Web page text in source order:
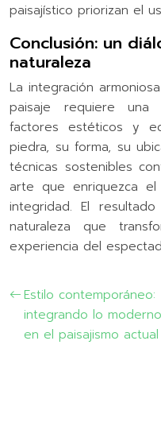
paisajístico priorizan el
Conclusión: un
naturaleza
La integración
paisaje requiere una
factores estéticos y
piedra, su forma, su
técnicas sostenibles
arte que enriquezca
integridad. El
naturaleza que
experiencia del
Estilo contemporáneo:
integrando lo moderno
en el paisajismo actual